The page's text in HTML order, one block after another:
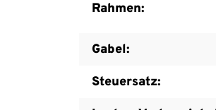
Rahmen:
Gabel:
Steuersatz: